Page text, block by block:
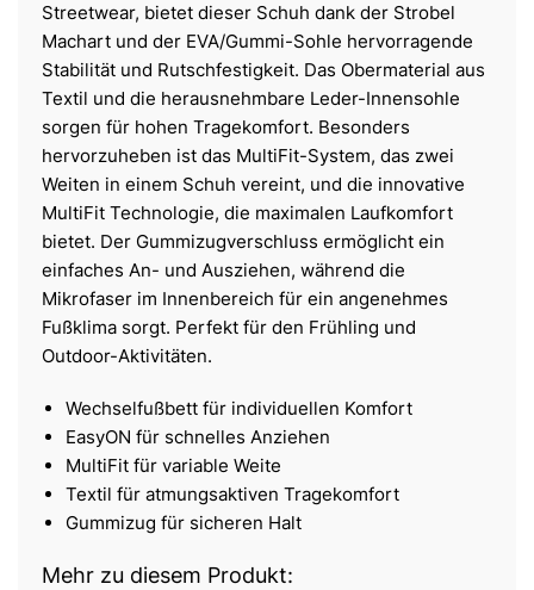
Streetwear, bietet dieser Schuh dank der Strobel
Machart und der EVA/Gummi-Sohle hervorragende
Stabilität und Rutschfestigkeit. Das Obermaterial aus
Textil und die herausnehmbare Leder-Innensohle
sorgen für hohen Tragekomfort. Besonders
hervorzuheben ist das MultiFit-System, das zwei
Weiten in einem Schuh vereint, und die innovative
MultiFit Technologie, die maximalen Laufkomfort
bietet. Der Gummizugverschluss ermöglicht ein
einfaches An- und Ausziehen, während die
Mikrofaser im Innenbereich für ein angenehmes
Fußklima sorgt. Perfekt für den Frühling und
Outdoor-Aktivitäten.
Wechselfußbett für individuellen Komfort
EasyON für schnelles Anziehen
MultiFit für variable Weite
Textil für atmungsaktiven Tragekomfort
Gummizug für sicheren Halt
Mehr zu diesem Produkt: